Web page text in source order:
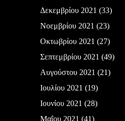
Δεκεμβρίου 2021 (33)
Νοεμβρίου 2021 (23)
Οκτωβρίου 2021 (27)
Σεπτεμβρίου 2021 (49)
Αυγούστου 2021 (21)
Ιουλίου 2021 (19)
Ιουνίου 2021 (28)
Μαΐου 2021 (41)